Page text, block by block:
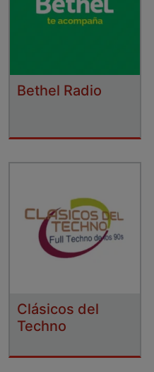
Bethel Radio
Clásicos del
Techno